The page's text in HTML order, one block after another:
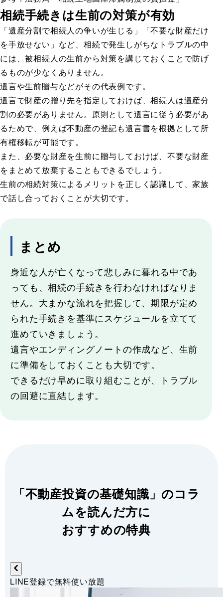
相続手続きは生前の対策が有効
「遺産分割で相続人の争いが生じる」「不要な財産だけ
を手放せない」など、相続で発生しがちなトラブルの中
には、被相続人の生前から対策を講じておくことで防げ
るものが少なくありません。
遺言や生前贈与などがその代表例です。
遺言で財産の贈り先を指定しておけば、相続人は遺産分
割の必要がありません。原則として遺言に従う必要があ
るためで、例えば不動産の登記も遺言書を根拠として所
有権移転が可能です。
また、必要な財産を生前に贈与しておけば、不要な財産
をまとめて放棄することもできるでしょう。
生前の相続対策によるメリットを正しく認識して、家族
で話し合っておくことが大切です。
まとめ
身近な人が亡くなって悲しみに暮れる中であ
っても、相続の手続きを行わなければなりま
せん。大まかな流れを把握して、期限が定め
られた手続きを基準にスケジュールを立てて
進めていきましょう。
遺言やエンディングノートの作成など、生前
に準備をしておくことも大切です。
できるだけ早めに取り組むことが、トラブル
の回避に直結します。
「不動産投資の基礎知識」のコラ
ムを読んだ方に
おすすめの特典
LINE登録で無料使い放題